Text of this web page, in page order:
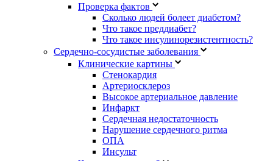
Проверка фактов
Сколько людей болеет диабетом?
Что такое преддиабет?
Что такое инсулинорезистентность?
Сердечно-сосудистые заболевания
Клинические картины
Стенокардия
Артериосклероз
Высокое артериальное давление
Инфаркт
Сердечная недостаточность
Нарушение сердечного ритма
ОПА
Инсульт